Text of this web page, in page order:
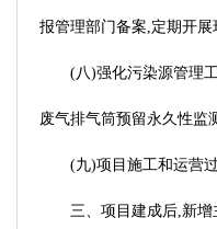
报管理部门备案,定期开
(八)强化污染源管理
废气排气筒预留永久性监
(九)项目施工和运营
三、项目建成后,新增